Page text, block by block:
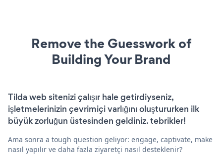
Remove the Guesswork of
Building Your Brand
Tilda web sitenizi çalışır hale getirdiyseniz,
işletmelerinizin çevrimiçi varlığını oluştururken ilk
büyük zorluğun üstesinden geldiniz. tebrikler!
Ama sonra a tough question geliyor: engage, captivate, make
nasıl yapılır ve daha fazla ziyaretçi nasıl desteklenir?